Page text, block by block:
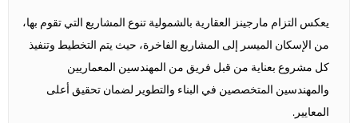
يعكس التزام مارجينز العقارية بالشمولية تنوع المشاريع التي تقوم بها،
من الإسكان الميسر إلى المشاريع الفاخرة، حيث يتم التخطيط وتنفيذ
كل مشروع بعناية من قبل فريق من المهندسين المعماريين
والمهندسين المتخصصين في البناء والتطوير لضمان تحقيق أعلى
المعايير.